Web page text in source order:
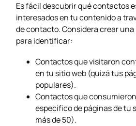
Es fácil descubrir qué contactos
interesados en tu contenido a
de contacto. Considera crear
para identificar:
Contactos que visitaron
en tu sitio web (quizá tus
populares).
Contactos que
específico de páginas de tu
más de 50).